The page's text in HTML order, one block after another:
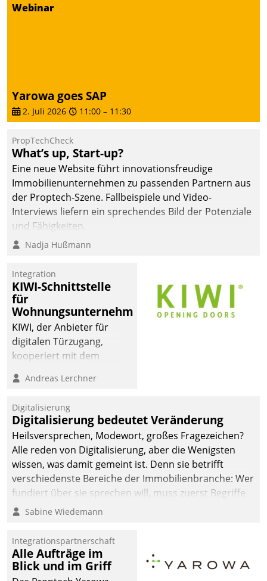
Webinar
Yarowa goes SAP
2. Juli 2026 11:00 – 11:30
PropTechCheck
What’s up, Start-up?
Eine neue Website führt innovationsfreudige
Immobilienunternehmen zu passenden Partnern aus
der Proptech-Szene. Fallbeispiele und Video-
Interviews liefern ein sprechendes Bild der Potenziale
und Fähigkeiten.
Nadja Hußmann
Integration
KIWI-Schnittstelle
für
Wohnungsunternehmen
KIWI, der Anbieter für
digitalen Türzugang,
kooperiert mit dem
Softwareentwicklungshaus
Andreas Lerchner
Digitalisierung
Digitalisierung bedeutet Veränderung
Heilsversprechen, Modewort, großes Fragezeichen?
Alle reden von Digitalisierung, aber die Wenigsten
wissen, was damit gemeint ist. Denn sie betrifft
verschiedenste Bereiche der Immobilienbranche: Wer
fundiert über sie sprechen will, muss zuerst Begriffe
klären. Ein Aspekt ist die betriebliche Optimierung:
Einsparungen durch optimierte und automatisierte
Prozesse. Doch man darf nicht zu viel erwarten: Allein
mit der Einführung einer neuen Software ist es nicht
Sabine Wiedemann
Integrationspartnerschaft
Alle Aufträge im
Blick und im Griff